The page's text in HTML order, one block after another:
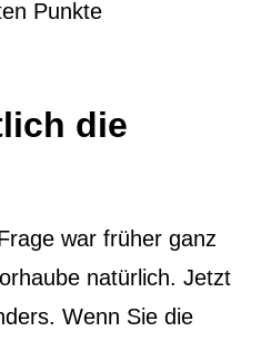
Punkte
die
war früher ganz
natürlich. Jetzt
Wenn Sie die